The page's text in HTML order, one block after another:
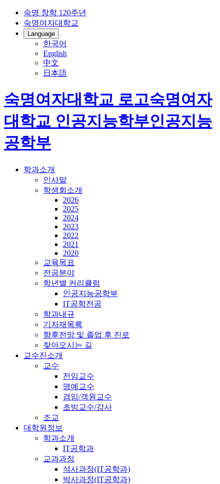
숙명 창학 120주년
숙명여자대학교
Language
한국어
English
中文
日本語
숙명여자대학교 로고숙명여자
대학교 인공지능학부인공지능
공학부
학과소개
인사말
학생회소개
2026
2025
2024
2023
2022
2021
2020
교육목표
전공분야
학년별 커리큘럼
인공지능공학부
IT공학전공
학과내규
기자재목록
향후전망 및 졸업 후 진로
찾아오시는 길
교수진소개
교수
전임교수
명예교수
겸임/객원교수
초빙교수/강사
조교
대학원정보
학과소개
IT공학과
교과과정
석사과정(IT공학과)
박사과정(IT공학과)